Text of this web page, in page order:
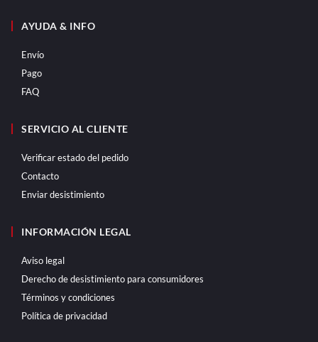
AYUDA & INFO
Envío
Pago
FAQ
SERVICIO AL CLIENTE
Verificar estado del pedido
Contacto
Enviar desistimiento
INFORMACIÓN LEGAL
Aviso legal
Derecho de desistimiento para consumidores
Términos y condiciones
Política de privacidad